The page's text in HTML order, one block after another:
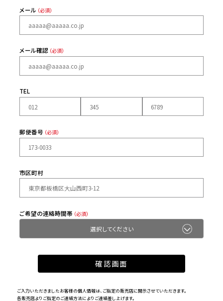
メール （必須）
メール確認 （必須）
TEL
郵便番号 （必須）
市区町村
ご希望の連絡時間帯 （必須）
ご入力いただきましたお客様の個人情報は、ご指定の販売店に開示させていただきます。
各販売店よりご指定のご連絡方法によりご連絡差し上げます。